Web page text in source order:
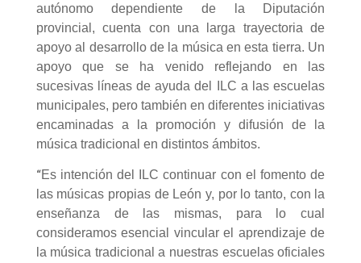
autónomo dependiente de la Diputación
provincial, cuenta con una larga trayectoria de
apoyo al desarrollo de la música en esta tierra. Un
apoyo que se ha venido reflejando en las
sucesivas líneas de ayuda del ILC a las escuelas
municipales, pero también en diferentes iniciativas
encaminadas a la promoción y difusión de la
música tradicional en distintos ámbitos.
“Es intención del ILC continuar con el fomento de
las músicas propias de León y, por lo tanto, con la
enseñanza de las mismas, para lo cual
consideramos esencial vincular el aprendizaje de
la música tradicional a nuestras escuelas oficiales